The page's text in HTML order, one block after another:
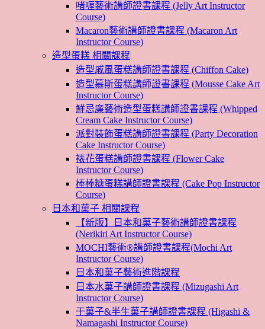
啫喱藝術講師證書課程 (Jelly Art Instructor
Course)
Macaron藝術講師證書課程 (Macaron Art
Instructor Course)
造型蛋糕 相關課程
造型戚風蛋糕講師證書課程 (Chiffon Cake)
造型慕斯蛋糕講師證書課程 (Mousse Cake Art
Instructor Course)
鮮忌廉藝術造型蛋糕講師證書課程 (Whipped
Cream Cake Instructor Course)
派對裝飾蛋糕講師證書課程 (Party Decoration
Cake Instructor Course)
裱花蛋糕講師證書課程 (Flower Cake
Instructor Course)
棒棒糖蛋糕講師證書課程 (Cake Pop Instructor
Course)
日本和菓子 相關課程
【新版】日本和菓子藝術講師證書課程
(Nerikiri Art Instructor Course)
MOCHI藝術®講師證書課程(Mochi Art
Instructor Course)
日本和菓子藝術進階課程
日本水菓子講師證書課程 (Mizugashi Art
Instructor Course)
干菓子&半生菓子講師證書課程 (Higashi &
Namagashi Instructor Course)